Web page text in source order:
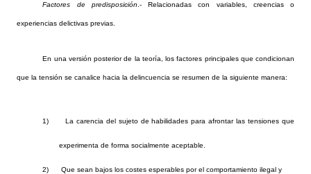
Factores de predisposición .- Relacionadas con variables, creencias o
experiencias delictivas previas.
En una versión posterior de la teoría, los factores principales que condicionan
que la tensión se canalice hacia la delincuencia se resumen de la siguiente manera:
1) La carencia del sujeto de habilidades para afrontar las tensiones que
experimenta de forma socialmente aceptable.
2) Que sean bajos los costes esperables por el comportamiento ilegal y